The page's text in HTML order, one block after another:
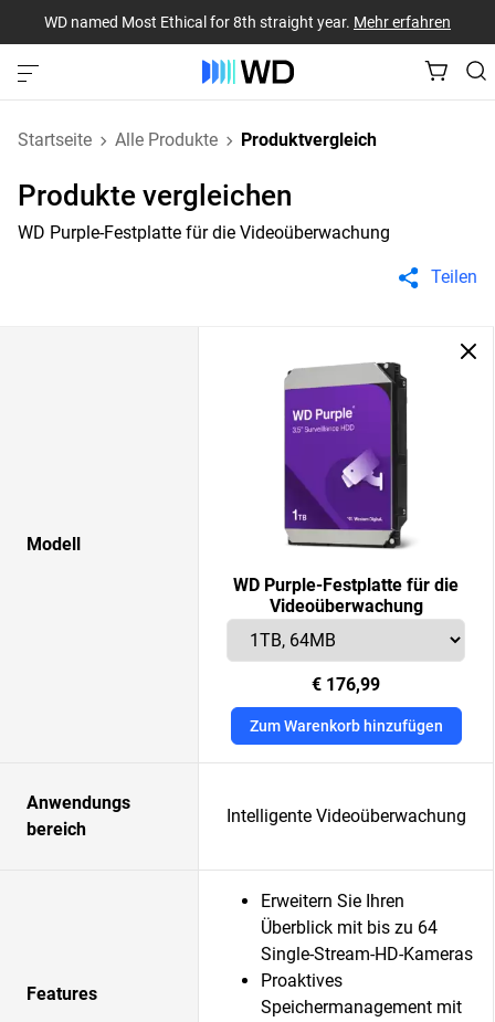
WD named Most Ethical for 8th straight year. Mehr erfahren
Startseite Alle Produkte Produktvergleich
Produkte vergleichen
WD Purple-Festplatte für die Videoüberwachung
Teilen
Modell
WD Purple-Festplatte für die
Videoüberwachung
€ 176,99
Zum Warenkorb hinzufügen
Anwendungs
bereich
Intelligente Videoüberwachung
Features
Erweitern Sie Ihren
Überblick mit bis zu 64
Single-Stream-HD-Kameras
Proaktives
Speichermanagement mit